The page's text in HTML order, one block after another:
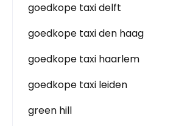
goedkope taxi delft
goedkope taxi den haag
goedkope taxi haarlem
goedkope taxi leiden
green hill